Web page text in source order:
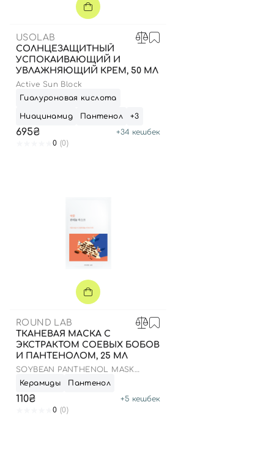
USOLAB
СОЛНЦЕЗАЩИТНЫЙ
УСПОКАИВАЮЩИЙ И
УВЛАЖНЯЮЩИЙ КРЕМ, 50 МЛ
Active Sun Block
Гиалуроновая кислота
Ниацинамид Пантенол +3
695₴ +34 кешбек
0 (0)
ROUND LAB
ТКАНЕВАЯ МАСКА С
ЭКСТРАКТОМ СОЕВЫХ БОБОВ
И ПАНТЕНОЛОМ, 25 МЛ
SOYBEAN PANTHENOL MASK
SHEET
Керамиды Пантенол
110₴ +5 кешбек
0 (0)